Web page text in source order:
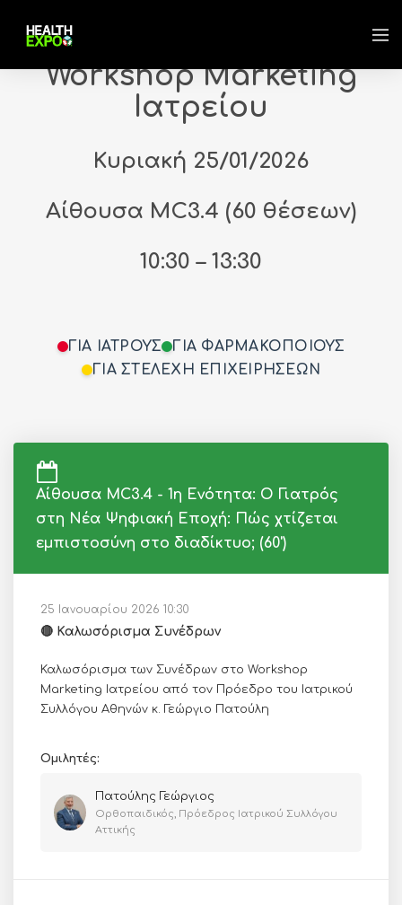
Workshop Marketing
Ιατρείου
Κυριακή 25/01/2026
Αίθουσα MC3.4 (60 θέσεων)
10:30 – 13:30
ΓΙΑ ΙΑΤΡΟΥΣ
ΓΙΑ ΦΑΡΜΑΚΟΠΟΙΟΥΣ
ΓΙΑ ΣΤΕΛΕΧΗ ΕΠΙΧΕΙΡΗΣΕΩΝ
Αίθουσα MC3.4 - 1η Ενότητα: Ο Γιατρός
στη Νέα Ψηφιακή Εποχή: Πώς χτίζεται
εμπιστοσύνη στο διαδίκτυο; (60')
25 Ιανουαρίου 2026 10:30
🔴 Καλωσόρισμα Συνέδρων
Καλωσόρισμα των Συνέδρων στο Workshop
Marketing Ιατρείου από τον Πρόεδρο του Ιατρικού
Συλλόγου Αθηνών κ. Γεώργιο Πατούλη
Ομιλητές:
Πατούλης Γεώργιος
Ορθοπαιδικός, Πρόεδρος Ιατρικού Συλλόγου
Αττικής